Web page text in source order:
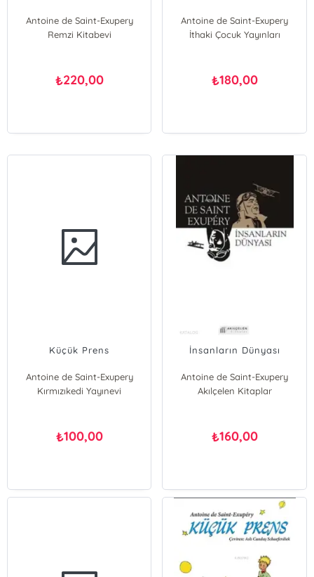
Antoine de Saint-Exupery
Remzi Kitabevi
₺220,00
Antoine de Saint-Exupery
İthaki Çocuk Yayınları
₺180,00
Küçük Prens
Antoine de Saint-Exupery
Kırmızıkedi Yayınevi
₺100,00
İnsanların Dünyası
Antoine de Saint-Exupery
Akılçelen Kitaplar
₺160,00